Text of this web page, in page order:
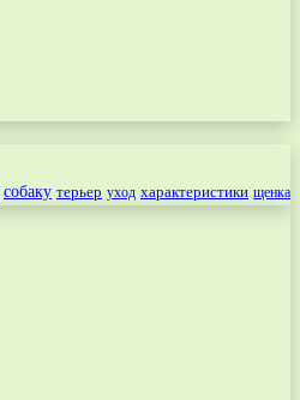
собаку терьер уход характеристики щенка